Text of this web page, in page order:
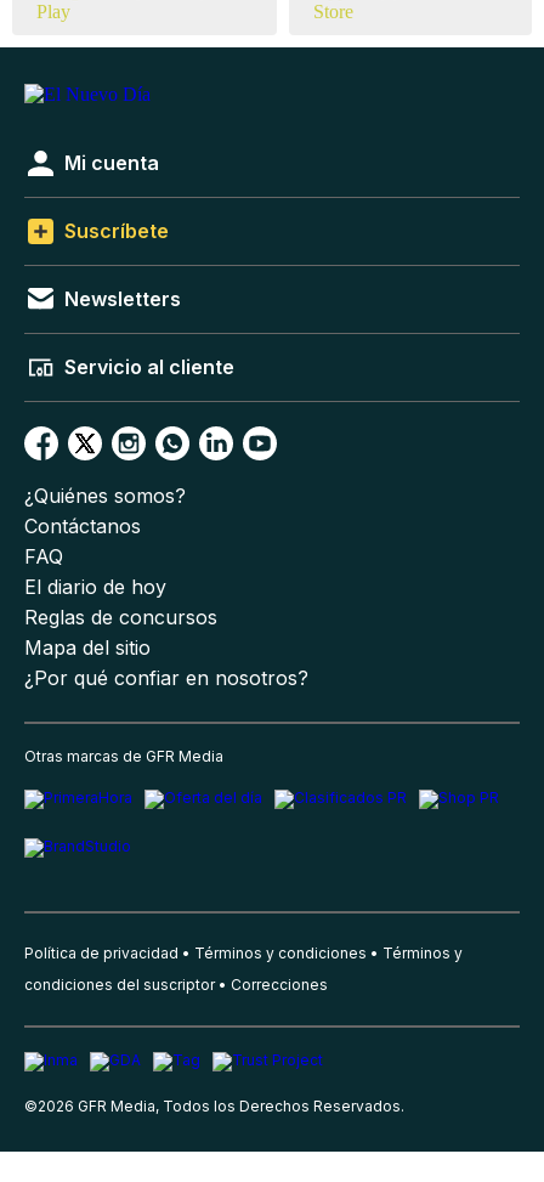
Mi cuenta
Suscríbete
Newsletters
Servicio al cliente
¿Quiénes somos?
Contáctanos
FAQ
El diario de hoy
Reglas de concursos
Mapa del sitio
¿Por qué confiar en nosotros?
Otras marcas de GFR Media
Política de privacidad Términos y condiciones
Términos y
condiciones del suscriptor
Correcciones
©2026 GFR Media, Todos los Derechos Reservados.